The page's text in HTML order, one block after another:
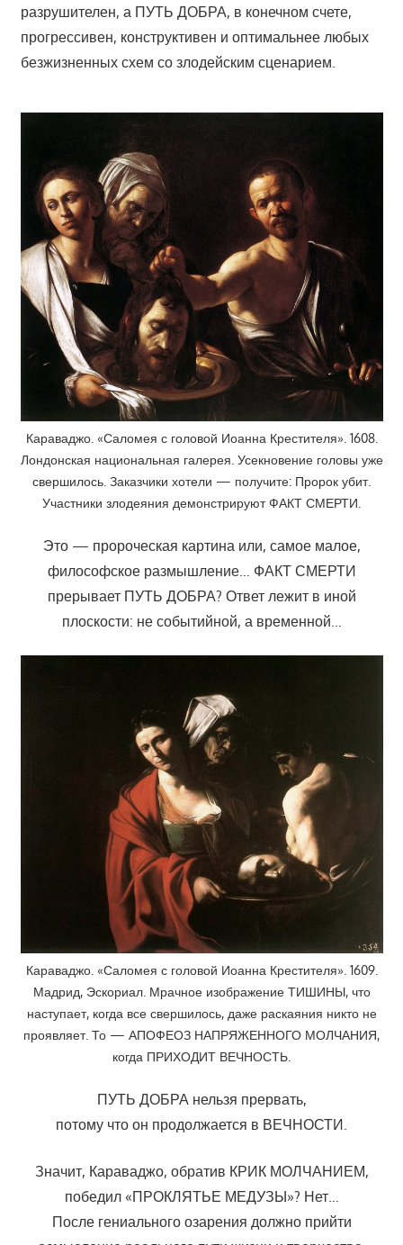
разрушителен, а ПУТЬ ДОБРА, в конечном счете,
прогрессивен, конструктивен и оптимальнее любых
безжизненных схем со злодейским сценарием.
Караваджо. «Саломея с головой Иоанна Крестителя». 1608.
Лондонская национальная галерея. Усекновение головы уже
свершилось. Заказчики хотели — получите: Пророк убит.
Участники злодеяния демонстрируют ФАКТ СМЕРТИ.
Это — пророческая картина или, самое малое,
философское размышление… ФАКТ СМЕРТИ
прерывает ПУТЬ ДОБРА? Ответ лежит в иной
плоскости: не событийной, а временной…
Караваджо. «Саломея с головой Иоанна Крестителя». 1609.
Мадрид, Эскориал. Мрачное изображение ТИШИНЫ, что
наступает, когда все свершилось, даже раскаяния никто не
проявляет. То — АПОФЕОЗ НАПРЯЖЕННОГО МОЛЧАНИЯ,
когда ПРИХОДИТ ВЕЧНОСТЬ.
ПУТЬ ДОБРА нельзя прервать,
потому что он продолжается в ВЕЧНОСТИ.
Значит, Караваджо, обратив КРИК МОЛЧАНИЕМ,
победил «ПРОКЛЯТЬЕ МЕДУЗЫ»? Нет…
После гениального озарения должно прийти